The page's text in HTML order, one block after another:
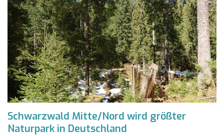
Schwarzwald Mitte/Nord wird größter
Naturpark in Deutschland